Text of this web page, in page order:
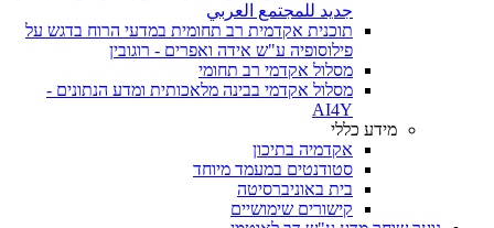
جديد للمجتمع العربي
תוכנית אקדמית רב תחומית במדעי הרוח בדגש על
פילוסופיה ע"ש אידה ואפרים - רוגובין
מסלול אקדמי רב תחומי
מסלול אקדמי בבינה מלאכותית ומדע הנתונים -
AI4Y
מידע כללי
אקדמיה בתיכון
סטודנטים במעמד מיוחד
בית באוניברסיטה
קישורים שימושיים